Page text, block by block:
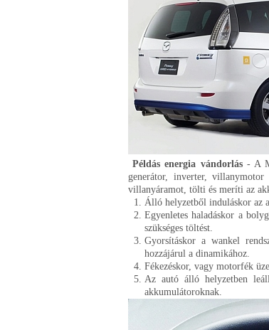
Példás energia vándorlás - A
generátor, inverter,
villanyáramot, tölti és meríti az
Álló helyzetből induláskor az
Egyenletes haladáskor a
szükséges töltést.
Gyorsításkor a wankel
hozzájárul a dinamikához.
Fékezéskor, vagy motorfék
Az autó álló helyzetben
akkumulátoroknak.